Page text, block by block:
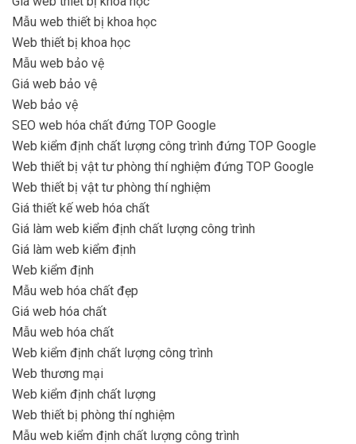
Mẫu web thiết bị khoa học
Web thiết bị khoa học
Mẫu web bảo vệ
Giá web bảo vệ
Web bảo vệ
SEO web hóa chất đứng TOP Google
Web kiểm định chất lượng công trình đứng TOP Google
Web thiết bị vật tư phòng thí nghiệm đứng TOP Google
Web thiết bị vật tư phòng thí nghiệm
Giá thiết kế web hóa chất
Giá làm web kiểm định chất lượng công trình
Giá làm web kiểm định
Web kiểm định
Mẫu web hóa chất đẹp
Giá web hóa chất
Mẫu web hóa chất
Web kiểm định chất lượng công trình
Web thương mại
Web kiểm định chất lượng
Web thiết bị phòng thí nghiệm
Mẫu web kiểm định chất lượng công trình